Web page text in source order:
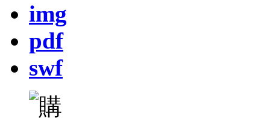
img
pdf
swf